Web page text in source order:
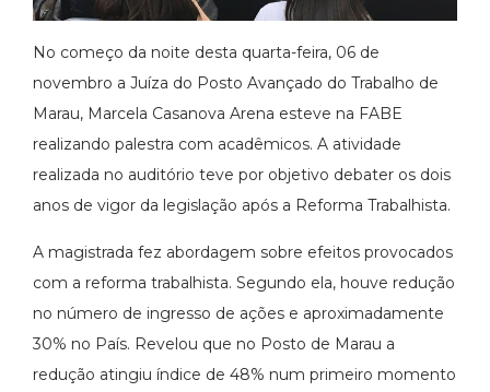
No começo da noite desta quarta-feira, 06 de
novembro a Juíza do Posto Avançado do Trabalho de
Marau, Marcela Casanova Arena esteve na FABE
realizando palestra com acadêmicos. A atividade
realizada no auditório teve por objetivo debater os dois
anos de vigor da legislação após a Reforma Trabalhista.
A magistrada fez abordagem sobre efeitos provocados
com a reforma trabalhista. Segundo ela, houve redução
no número de ingresso de ações e aproximadamente
30% no País. Revelou que no Posto de Marau a
redução atingiu índice de 48% num primeiro momento